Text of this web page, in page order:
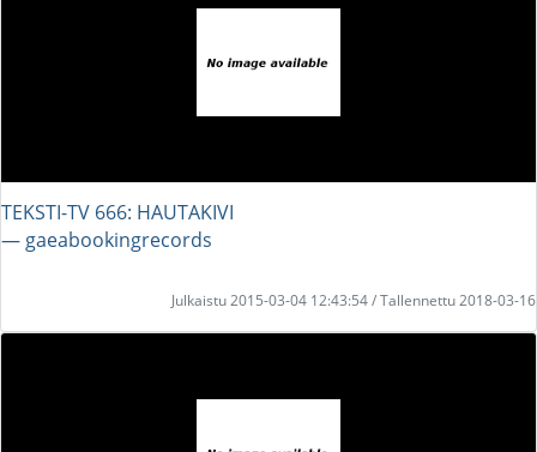
TEKSTI-TV 666: HAUTAKIVI
― gaeabookingrecords
Julkaistu 2015-03-04 12:43:54 / Tallennettu 2018-03-16